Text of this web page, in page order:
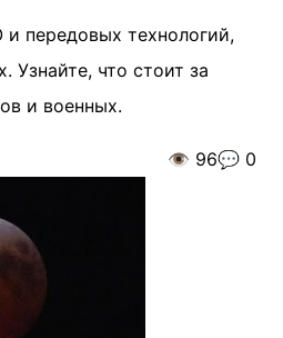
передовых технологий,
Узнайте, что стоит за
и военных.
👁️ 96💬 0